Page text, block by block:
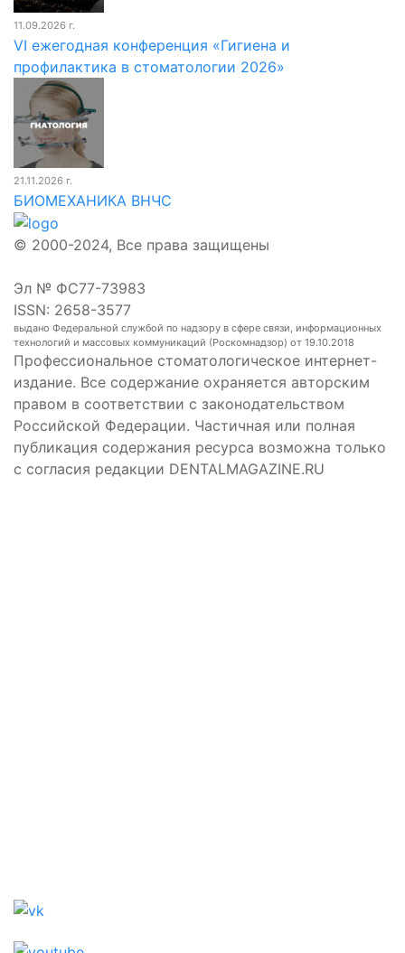
11.09.2026 г.
VI ежегодная конференция «Гигиена и
профилактика в стоматологии 2026»
21.11.2026 г.
БИОМЕХАНИКА ВНЧС
© 2000-2024, Все права защищены
Эл № ФС77-73983
ISSN: 2658-3577
выдано Федеральной службой по надзору в сфере связи, информационных
технологий и массовых коммуникаций (Роскомнадзор) от 19.10.2018
Профессиональное стоматологическое интернет-
издание. Все содержание охраняется авторским
правом в соответствии с законодательством
Российской Федерации. Частичная или полная
публикация содержания ресурса возможна только
с согласия редакции DENTALMAGAZINE.RU